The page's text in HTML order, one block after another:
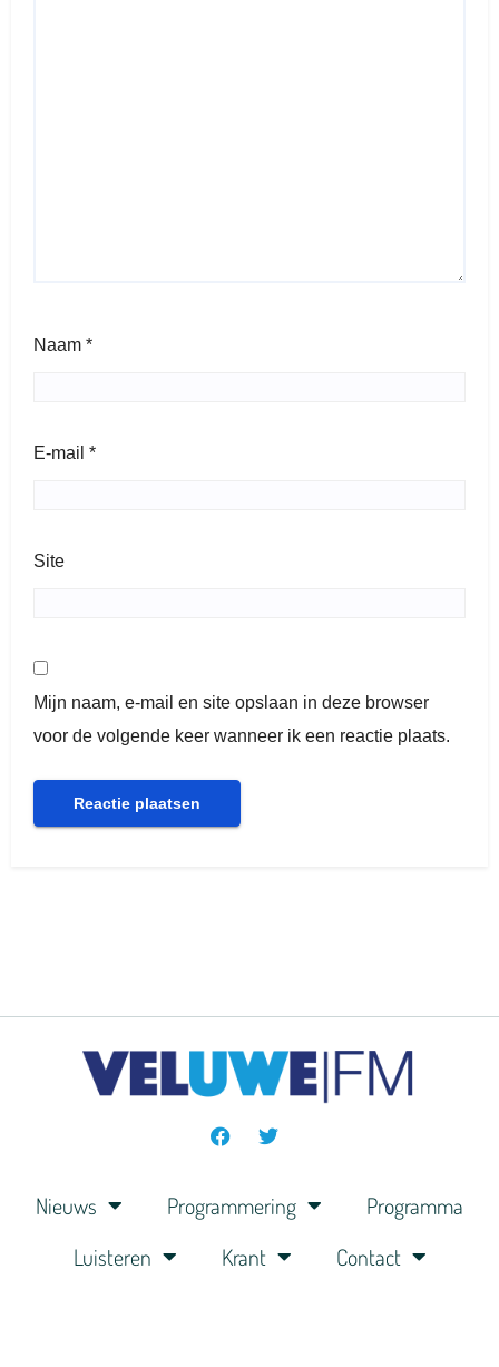
Naam *
E-mail *
Site
Mijn naam, e-mail en site opslaan in deze browser
voor de volgende keer wanneer ik een reactie plaats.
Nieuws Programmering
Programma
Luisteren
Krant Contact